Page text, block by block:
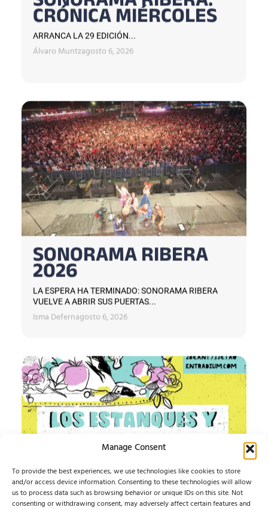
Manage Consent
To provide the best experiences, we use technologies like cookies to store
and/or access device information. Consenting to these technologies will allow
us to process data such as browsing behavior or unique IDs on this site. Not
consenting or withdrawing consent, may adversely affect certain features and
CRÓNICA MIÉRCOLES
ARRANCA LA 29 EDICIÓN...
Álvaro Muntzagosto 6, 2026
SONORAMA RIBERA
2026
LA ESPERA HA TERMINADO: SONORAMA RIBERA
VUELVE A ABRIR SUS PUERTAS...
Isma Defernagosto 6, 2026